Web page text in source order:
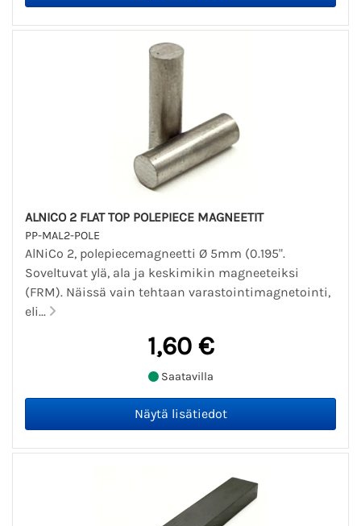
ALNICO 2 FLAT TOP POLEPIECE MAGNEETIT
PP-MAL2-POLE
AlNiCo 2, polepiecemagneetti Ø 5mm (0.195".
Soveltuvat ylä, ala ja keskimikin magneeteiksi
(FRM). Näissä vain tehtaan varastointimagnetointi,
eli...
1,60 €
Saatavilla